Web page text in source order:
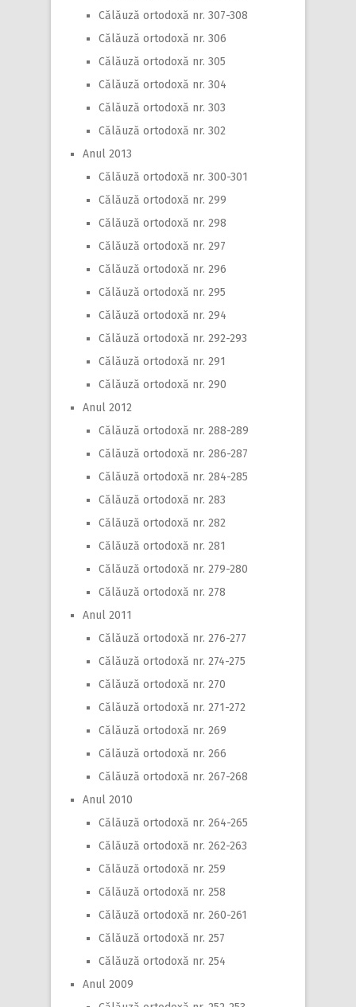
Călăuză ortodoxă nr. 307-308
Călăuză ortodoxă nr. 306
Călăuză ortodoxă nr. 305
Călăuză ortodoxă nr. 304
Călăuză ortodoxă nr. 303
Călăuză ortodoxă nr. 302
Anul 2013
Călăuză ortodoxă nr. 300-301
Călăuză ortodoxă nr. 299
Călăuză ortodoxă nr. 298
Călăuză ortodoxă nr. 297
Călăuză ortodoxă nr. 296
Călăuză ortodoxă nr. 295
Călăuză ortodoxă nr. 294
Călăuză ortodoxă nr. 292-293
Călăuză ortodoxă nr. 291
Călăuză ortodoxă nr. 290
Anul 2012
Călăuză ortodoxă nr. 288-289
Călăuză ortodoxă nr. 286-287
Călăuză ortodoxă nr. 284-285
Călăuză ortodoxă nr. 283
Călăuză ortodoxă nr. 282
Călăuză ortodoxă nr. 281
Călăuză ortodoxă nr. 279-280
Călăuză ortodoxă nr. 278
Anul 2011
Călăuză ortodoxă nr. 276-277
Călăuză ortodoxă nr. 274-275
Călăuză ortodoxă nr. 270
Călăuză ortodoxă nr. 271-272
Călăuză ortodoxă nr. 269
Călăuză ortodoxă nr. 266
Călăuză ortodoxă nr. 267-268
Anul 2010
Călăuză ortodoxă nr. 264-265
Călăuză ortodoxă nr. 262-263
Călăuză ortodoxă nr. 259
Călăuză ortodoxă nr. 258
Călăuză ortodoxă nr. 260-261
Călăuză ortodoxă nr. 257
Călăuză ortodoxă nr. 254
Anul 2009